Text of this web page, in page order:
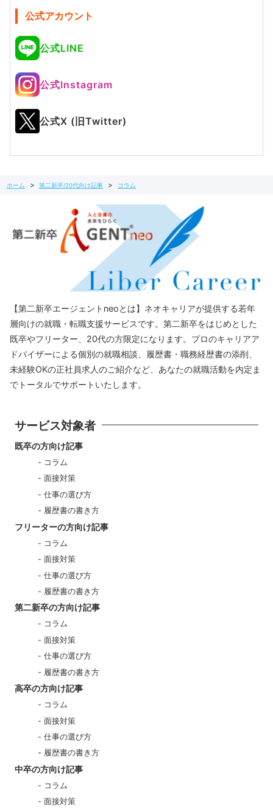
公式アカウント
公式LINE
公式Instagram
公式X (旧Twitter)
ホーム 第二新卒/20代向け記事 コラム
【第二新卒エージェントneoとは】ネオキャリアが提供する若年
層向けの就職・転職支援サービスです。第二新卒をはじめとした
既卒やフリーター、20代の方限定になります。プロのキャリアア
ドバイザーによる個別の就職相談、履歴書・職務経歴書の添削、
未経験OKの正社員求人のご紹介など、あなたの就職活動を内定ま
でトータルでサポートいたします。
サービス対象者
既卒の方向け記事
コラム
面接対策
仕事の選び方
履歴書の書き方
フリーターの方向け記事
コラム
面接対策
仕事の選び方
履歴書の書き方
第二新卒の方向け記事
コラム
面接対策
仕事の選び方
履歴書の書き方
高卒の方向け記事
コラム
面接対策
仕事の選び方
履歴書の書き方
中卒の方向け記事
コラム
面接対策